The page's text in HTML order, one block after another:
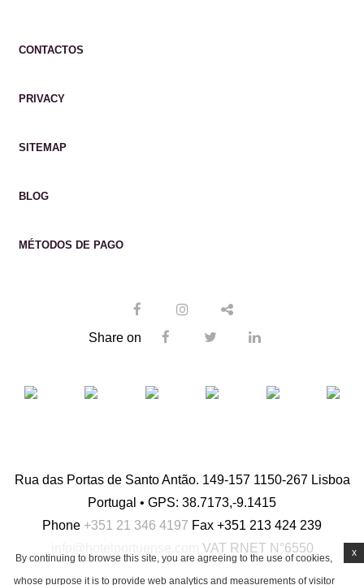
CONTACTOS
PRIVACY
SITEMAP
BLOG
MÉTODOS DE PAGO
Share on
Rua das Portas de Santo Antão. 149-157 1150-267 Lisboa
Portugal • GPS: 38.7173,-9.1415
Phone +351 21 346 4197 Fax +351 213 424 239
VAT RNET N°6550
By continuing to browse this site, you are agreeing to the use of cookies,
whose purpose it is to provide web analytics and measurements of visitor
x